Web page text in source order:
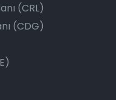
(CRL)
(CDG)